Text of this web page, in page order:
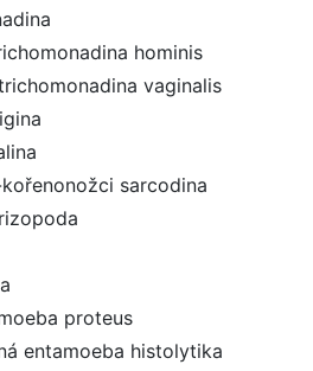
hominis
vaginalis
sarcodina
proteus
entamoeba histolytika